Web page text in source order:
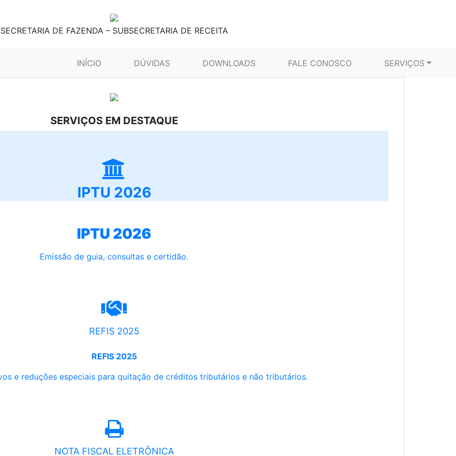
SECRETARIA DE FAZENDA – SUBSECRETARIA DE RECEITA
INÍCIO (CURRENT)DÚVIDAS DOWNLOADS FALE CONOSCO SERVIÇOS
SERVIÇOS EM DESTAQUE
IPTU 2026
IPTU 2026
Emissão de guia, consultas e certidão.
REFIS 2025
REFIS 2025
e reduções especiais para quitação de créditos tributários e não tributários.
NOTA FISCAL ELETRÔNICA